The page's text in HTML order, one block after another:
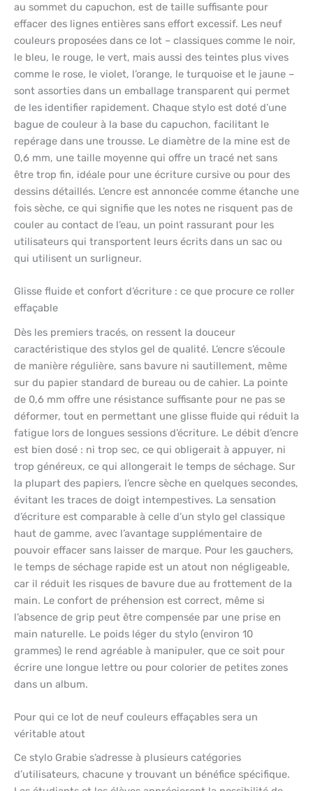
au sommet du capuchon, est de taille suffisante pour
effacer des lignes entières sans effort excessif. Les neuf
couleurs proposées dans ce lot – classiques comme le noir,
le bleu, le rouge, le vert, mais aussi des teintes plus vives
comme le rose, le violet, l’orange, le turquoise et le jaune –
sont assorties dans un emballage transparent qui permet
de les identifier rapidement. Chaque stylo est doté d’une
bague de couleur à la base du capuchon, facilitant le
repérage dans une trousse. Le diamètre de la mine est de
0,6 mm, une taille moyenne qui offre un tracé net sans
être trop fin, idéale pour une écriture cursive ou pour des
dessins détaillés. L’encre est annoncée comme étanche une
fois sèche, ce qui signifie que les notes ne risquent pas de
couler au contact de l’eau, un point rassurant pour les
utilisateurs qui transportent leurs écrits dans un sac ou
qui utilisent un surligneur.
Glisse fluide et confort d’écriture : ce que procure ce roller
effaçable
Dès les premiers tracés, on ressent la douceur
caractéristique des stylos gel de qualité. L’encre s’écoule
de manière régulière, sans bavure ni sautillement, même
sur du papier standard de bureau ou de cahier. La pointe
de 0,6 mm offre une résistance suffisante pour ne pas se
déformer, tout en permettant une glisse fluide qui réduit la
fatigue lors de longues sessions d’écriture. Le débit d’encre
est bien dosé : ni trop sec, ce qui obligerait à appuyer, ni
trop généreux, ce qui allongerait le temps de séchage. Sur
la plupart des papiers, l’encre sèche en quelques secondes,
évitant les traces de doigt intempestives. La sensation
d’écriture est comparable à celle d’un stylo gel classique
haut de gamme, avec l’avantage supplémentaire de
pouvoir effacer sans laisser de marque. Pour les gauchers,
le temps de séchage rapide est un atout non négligeable,
car il réduit les risques de bavure due au frottement de la
main. Le confort de préhension est correct, même si
l’absence de grip peut être compensée par une prise en
main naturelle. Le poids léger du stylo (environ 10
grammes) le rend agréable à manipuler, que ce soit pour
écrire une longue lettre ou pour colorier de petites zones
dans un album.
Pour qui ce lot de neuf couleurs effaçables sera un
véritable atout
Ce stylo Grabie s’adresse à plusieurs catégories
d’utilisateurs, chacune y trouvant un bénéfice spécifique.